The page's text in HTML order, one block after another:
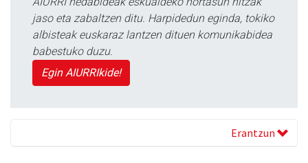
jaso eta zabaltzen ditu. Harpidedun eginda, tokiko
albisteak euskaraz lantzen dituen komunikabidea
babestuko duzu.
Egin AIURRIkide!
Erantzun